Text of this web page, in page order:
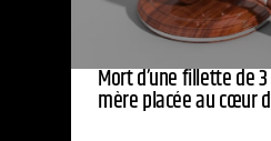
Mort d’une fillette de
mère placée au cœur